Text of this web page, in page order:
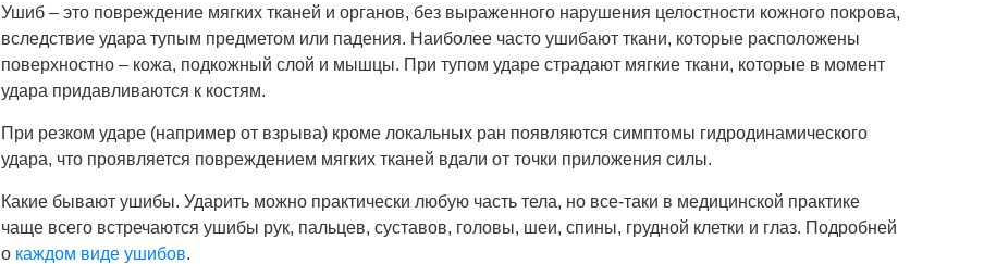
Ушиб – это повреждение мягких тканей и органов, без выраженного нарушения целостности кожного покрова,
вследствие удара тупым предметом или падения. Наиболее часто ушибают ткани, которые расположены
поверхностно – кожа, подкожный слой и мышцы. При тупом ударе страдают мягкие ткани, которые в момент
удара придавливаются к костям.
При резком ударе (например от взрыва) кроме локальных ран появляются симптомы гидродинамического
удара, что проявляется повреждением мягких тканей вдали от точки приложения силы.
Какие бывают ушибы. Ударить можно практически любую часть тела, но все-таки в медицинской практике
чаще всего встречаются ушибы рук, пальцев, суставов, головы, шеи, спины, грудной клетки и глаз. Подробней
о каждом виде ушибов.